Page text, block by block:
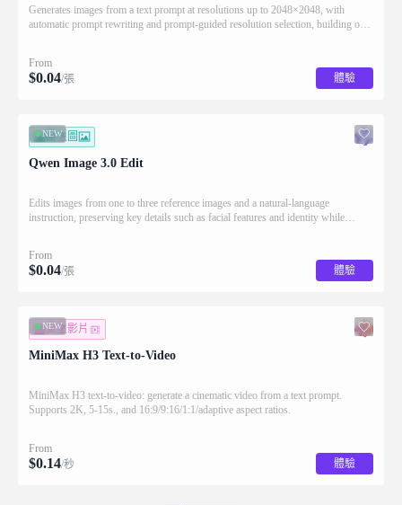
Generates images from a text prompt at resolutions up to 2048×2048, with
automatic prompt rewriting and prompt-guided resolution selection, building on
From
$0.04/張 體驗
NEW
圖生圖
Qwen Image 3.0 Edit
Edits images from one to three reference images and a natural-language
instruction, preserving key details such as facial features and identity while
From
$0.04/張 體驗
NEW
文生影片
MiniMax H3 Text-to-Video
MiniMax H3 text-to-video: generate a cinematic video from a text prompt.
Supports 2K, 5-15s., and 16:9/9:16/1:1/adaptive aspect ratios.
From
$0.14/秒 體驗